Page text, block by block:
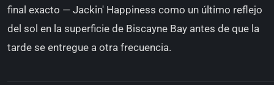
final exacto — Jackin' Happiness como un último reflejo
del sol en la superficie de Biscayne Bay antes de que la
tarde se entregue a otra frecuencia.